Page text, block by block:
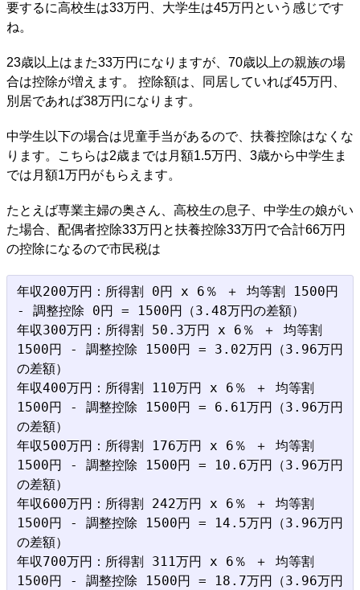
要するに高校生は33万円、大学生は45万円という感じです
ね。
23歳以上はまた33万円になりますが、70歳以上の親族の場
合は控除が増えます。 控除額は、同居していれば45万円、
別居であれば38万円になります。
中学生以下の場合は児童手当があるので、扶養控除はなくな
ります。こちらは2歳までは月額1.5万円、3歳から中学生ま
では月額1万円がもらえます。
たとえば専業主婦の奥さん、高校生の息子、中学生の娘がい
た場合、配偶者控除33万円と扶養控除33万円で合計66万円
の控除になるので市民税は
年収200万円：所得割 0円 x 6％ ＋ 均等割 1500円
- 調整控除 0円 = 1500円（3.48万円の差額）
年収300万円：所得割 50.3万円 x 6％ ＋ 均等割
1500円 - 調整控除 1500円 = 3.02万円（3.96万円
の差額）
年収400万円：所得割 110万円 x 6％ ＋ 均等割
1500円 - 調整控除 1500円 = 6.61万円（3.96万円
の差額）
年収500万円：所得割 176万円 x 6％ ＋ 均等割
1500円 - 調整控除 1500円 = 10.6万円（3.96万円
の差額）
年収600万円：所得割 242万円 x 6％ ＋ 均等割
1500円 - 調整控除 1500円 = 14.5万円（3.96万円
の差額）
年収700万円：所得割 311万円 x 6％ ＋ 均等割
1500円 - 調整控除 1500円 = 18.7万円（3.96万円